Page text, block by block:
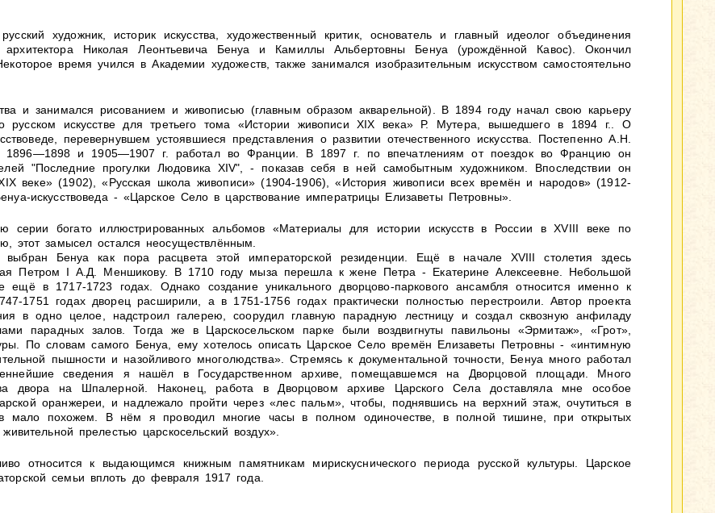
художник, историк искусства, художественный критик, основатель и главный идеолог объединения
Николая Леонтьевича Бенуа и Камиллы Альбертовны Бенуа (урождённой Кавос). Окончил
время учился в Академии художеств, также занимался изобразительным искусством самостоятельно
и занимался рисованием и живописью (главным образом акварельной). В 1894 году начал свою карьеру
о русском искусстве для третьего тома «Истории живописи XIX века» Р. Мутера, вышедшего в 1894 г.. О
перевернувшем устоявшиеся представления о развитии отечественного искусства. Постепенно А.Н.
1896—1898 и 1905—1907 г. работал во Франции. В 1897 г. по впечатлениям от поездок во Францию он
"Последние прогулки Людовика XIV", - показав себя в ней самобытным художником. Впоследствии он
веке» (1902), «Русская школа живописи» (1904-1906), «История живописи всех времён и народов» (1912-
искусствоведа - «Царское Село в царствование императрицы Елизаветы Петровны».
серии богато иллюстрированных альбомов «Материалы для истории искусств в России в XVIII веке по
этот замысел остался неосуществлённым.
выбран Бенуа как пора расцвета этой императорской резиденции. Ещё в начале XVIII столетия здесь
Петром I А.Д. Меншикову. В 1710 году мыза перешла к жене Петра - Екатерине Алексеевне. Небольшой
в 1717-1723 годах. Однако создание уникального дворцово-паркового ансамбля относится именно к
1751 годах дворец расширили, а в 1751-1756 годах практически полностью перестроили. Автор проекта
в одно целое, надстроил галерею, соорудил главную парадную лестницу и создал сквозную анфиладу
парадных залов. Тогда же в Царскосельском парке были воздвигнуты павильоны «Эрмитаж», «Грот»,
По словам самого Бенуа, ему хотелось описать Царское Село времён Елизаветы Петровны - «интимную
пышности и назойливого многолюдства». Стремясь к документальной точности, Бенуа много работал
сведения я нашёл в Государственном архиве, помещавшемся на Дворцовой площади. Много
двора на Шпалерной. Наконец, работа в Дворцовом архиве Царского Села доставляла мне особое
оранжереи, и надлежало пройти через «лес пальм», чтобы, поднявшись на верхний этаж, очутиться в
мало похожем. В нём я проводил многие часы в полном одиночестве, в полной тишине, при открытых
прелестью царскосельский воздух».
относится к выдающимся книжным памятникам мирискуснического периода русской культуры. Царское
семьи вплоть до февраля 1917 года.